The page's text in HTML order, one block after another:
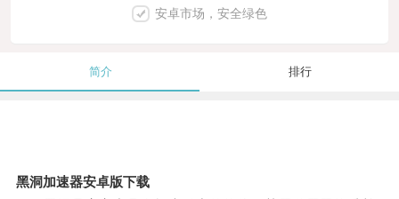
安卓市场，安全绿色
简介 排行
黑洞加速器安卓版下载